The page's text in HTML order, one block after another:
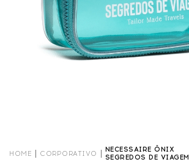
HOME CORPORATIVO
NECESSAIRE ÔNIX
SEGREDOS DE VIAGEM